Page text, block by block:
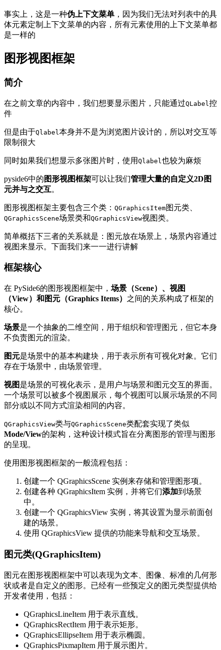
事实上，这是一种伪上下文菜单 ，因为我们无法对列表中的具
体元素定制上下文菜单的内容，所有元素使用的上下文菜单都
是一样的
图形视图框架
简介
在之前文章的内容中，我们想要显示图片，只能通过QLabel 控
件
但是由于Qlabel 本身并不是为浏览图片设计的，所以对交互等
限制很大
同时如果我们想显示多张图片时，使用 Qlabel 也较为麻烦
pyside6中的 图形视图框架可以让我们管理大量的自定义2D图
元并与之交互。
图形视图框架主要包含三个类： QGraphicsItem图元类、
QGraphicsScene场景类和QGraphicsView视图类。
简单概括下三者的关系就是：图元放在场景上，场景内容通过
视图来显示。下面我们来一一进行讲解
框架核心
在 PySide6的图形视图框架中， 场景（Scene）、视图
（View）和图元（Graphics Items） 之间的关系构成了框架的
核心。
场景是一个抽象的二维空间，用于组织和管理图元，但它本身
不负责图元的渲染。
图元是场景中的基本构建块，用于表示所有可视化对象。它们
存在于场景中，由场景管理。
视图是场景的可视化表示，是用户与场景和图元交互的界面。
一个场景可以被多个视图展示，每个视图可以展示场景的不同
部分或以不同方式渲染相同的内容。
QGraphicsView类与QGraphicsScene类配套实现了类似
Mode/View的架构，这种设计模式旨在分离图形的管理与图形
的呈现。
使用图形视图框架的一般流程包括：
创建一个 QGraphicsScene 实例来存储和管理图形项。
创建各种 QGraphicsItem 实例，并将它们添加到场景
中。
创建一个 QGraphicsView 实例，将其设置为显示前面创
建的场景。
使用 QGraphicsView 提供的功能来导航和交互场景。
图元类(QGraphicsItem)
图元在图形视图框架中可以表现为文本、图像、标准的几何形
状或者是自定义的图形。已经有一些预定义的图元类型提供给
开发者使用，包括：
QGraphicsLineItem 用于表示直线。
QGraphicsRectItem 用于表示矩形。
QGraphicsEllipseItem 用于表示椭圆。
QGraphicsPixmapItem 用于展示图片。